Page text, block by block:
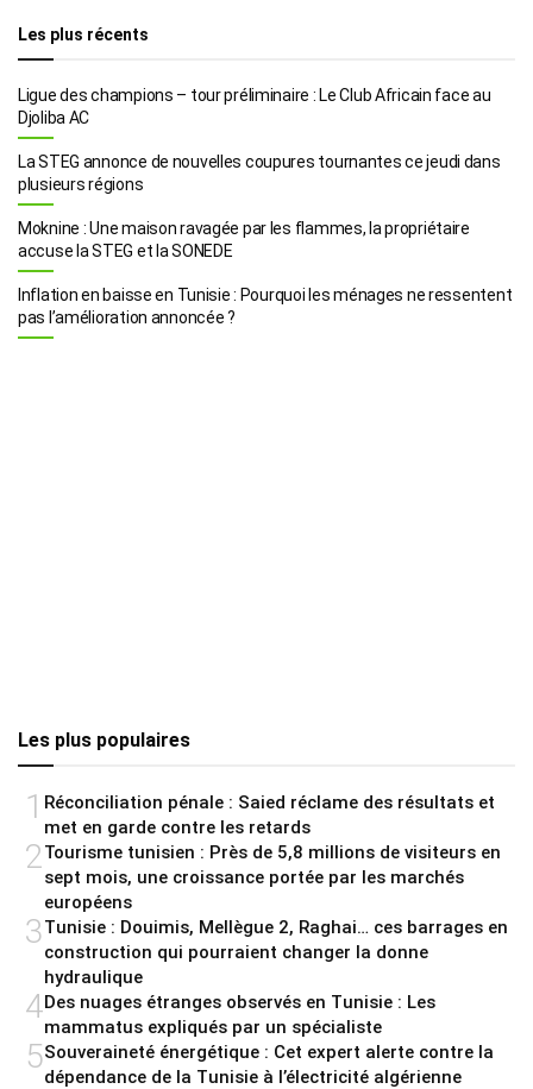
Les plus récents
Ligue des champions – tour préliminaire : Le Club Africain face au
Djoliba AC
La STEG annonce de nouvelles coupures tournantes ce jeudi dans
plusieurs régions
Moknine : Une maison ravagée par les flammes, la propriétaire
accuse la STEG et la SONEDE
Inflation en baisse en Tunisie : Pourquoi les ménages ne ressentent
pas l’amélioration annoncée ?
Les plus populaires
1 Réconciliation pénale : Saied réclame des résultats et
met en garde contre les retards
2Tourisme tunisien : Près de 5,8 millions de visiteurs en
sept mois, une croissance portée par les marchés
européens
3Tunisie : Douimis, Mellègue 2, Raghai… ces barrages en
construction qui pourraient changer la donne
hydraulique
4Des nuages étranges observés en Tunisie : Les
mammatus expliqués par un spécialiste
5Souveraineté énergétique : Cet expert alerte contre la
dépendance de la Tunisie à l’électricité algérienne